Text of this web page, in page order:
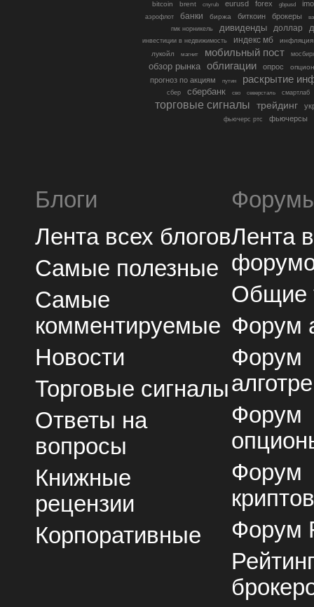
bitcoin brent cnyrub eurusd forex gbpusd
аэрофлот банки биржа биткоин брокеры
гмк норникель
дивиденды доллар
инвестиции в недвижимость индекс мб
инфляция
лукойл
магнит мобильный пост
обзор рынка облигации опрос
прогноз по акциям путин раскрытие
сбер сбербанк сво северсталь смартлаб
торговые сигналы трейдинг
фьючерс ртс фьючерсы
Блоги
Лента всех блогов
Самые полезные
Самые
комментируемые
Новости
Торговые сигналы
Ответы на
вопросы
Книжные
рецензии
Корпоративные
Лента
Общие
Форум
Форум
Форум
Форум
Форум